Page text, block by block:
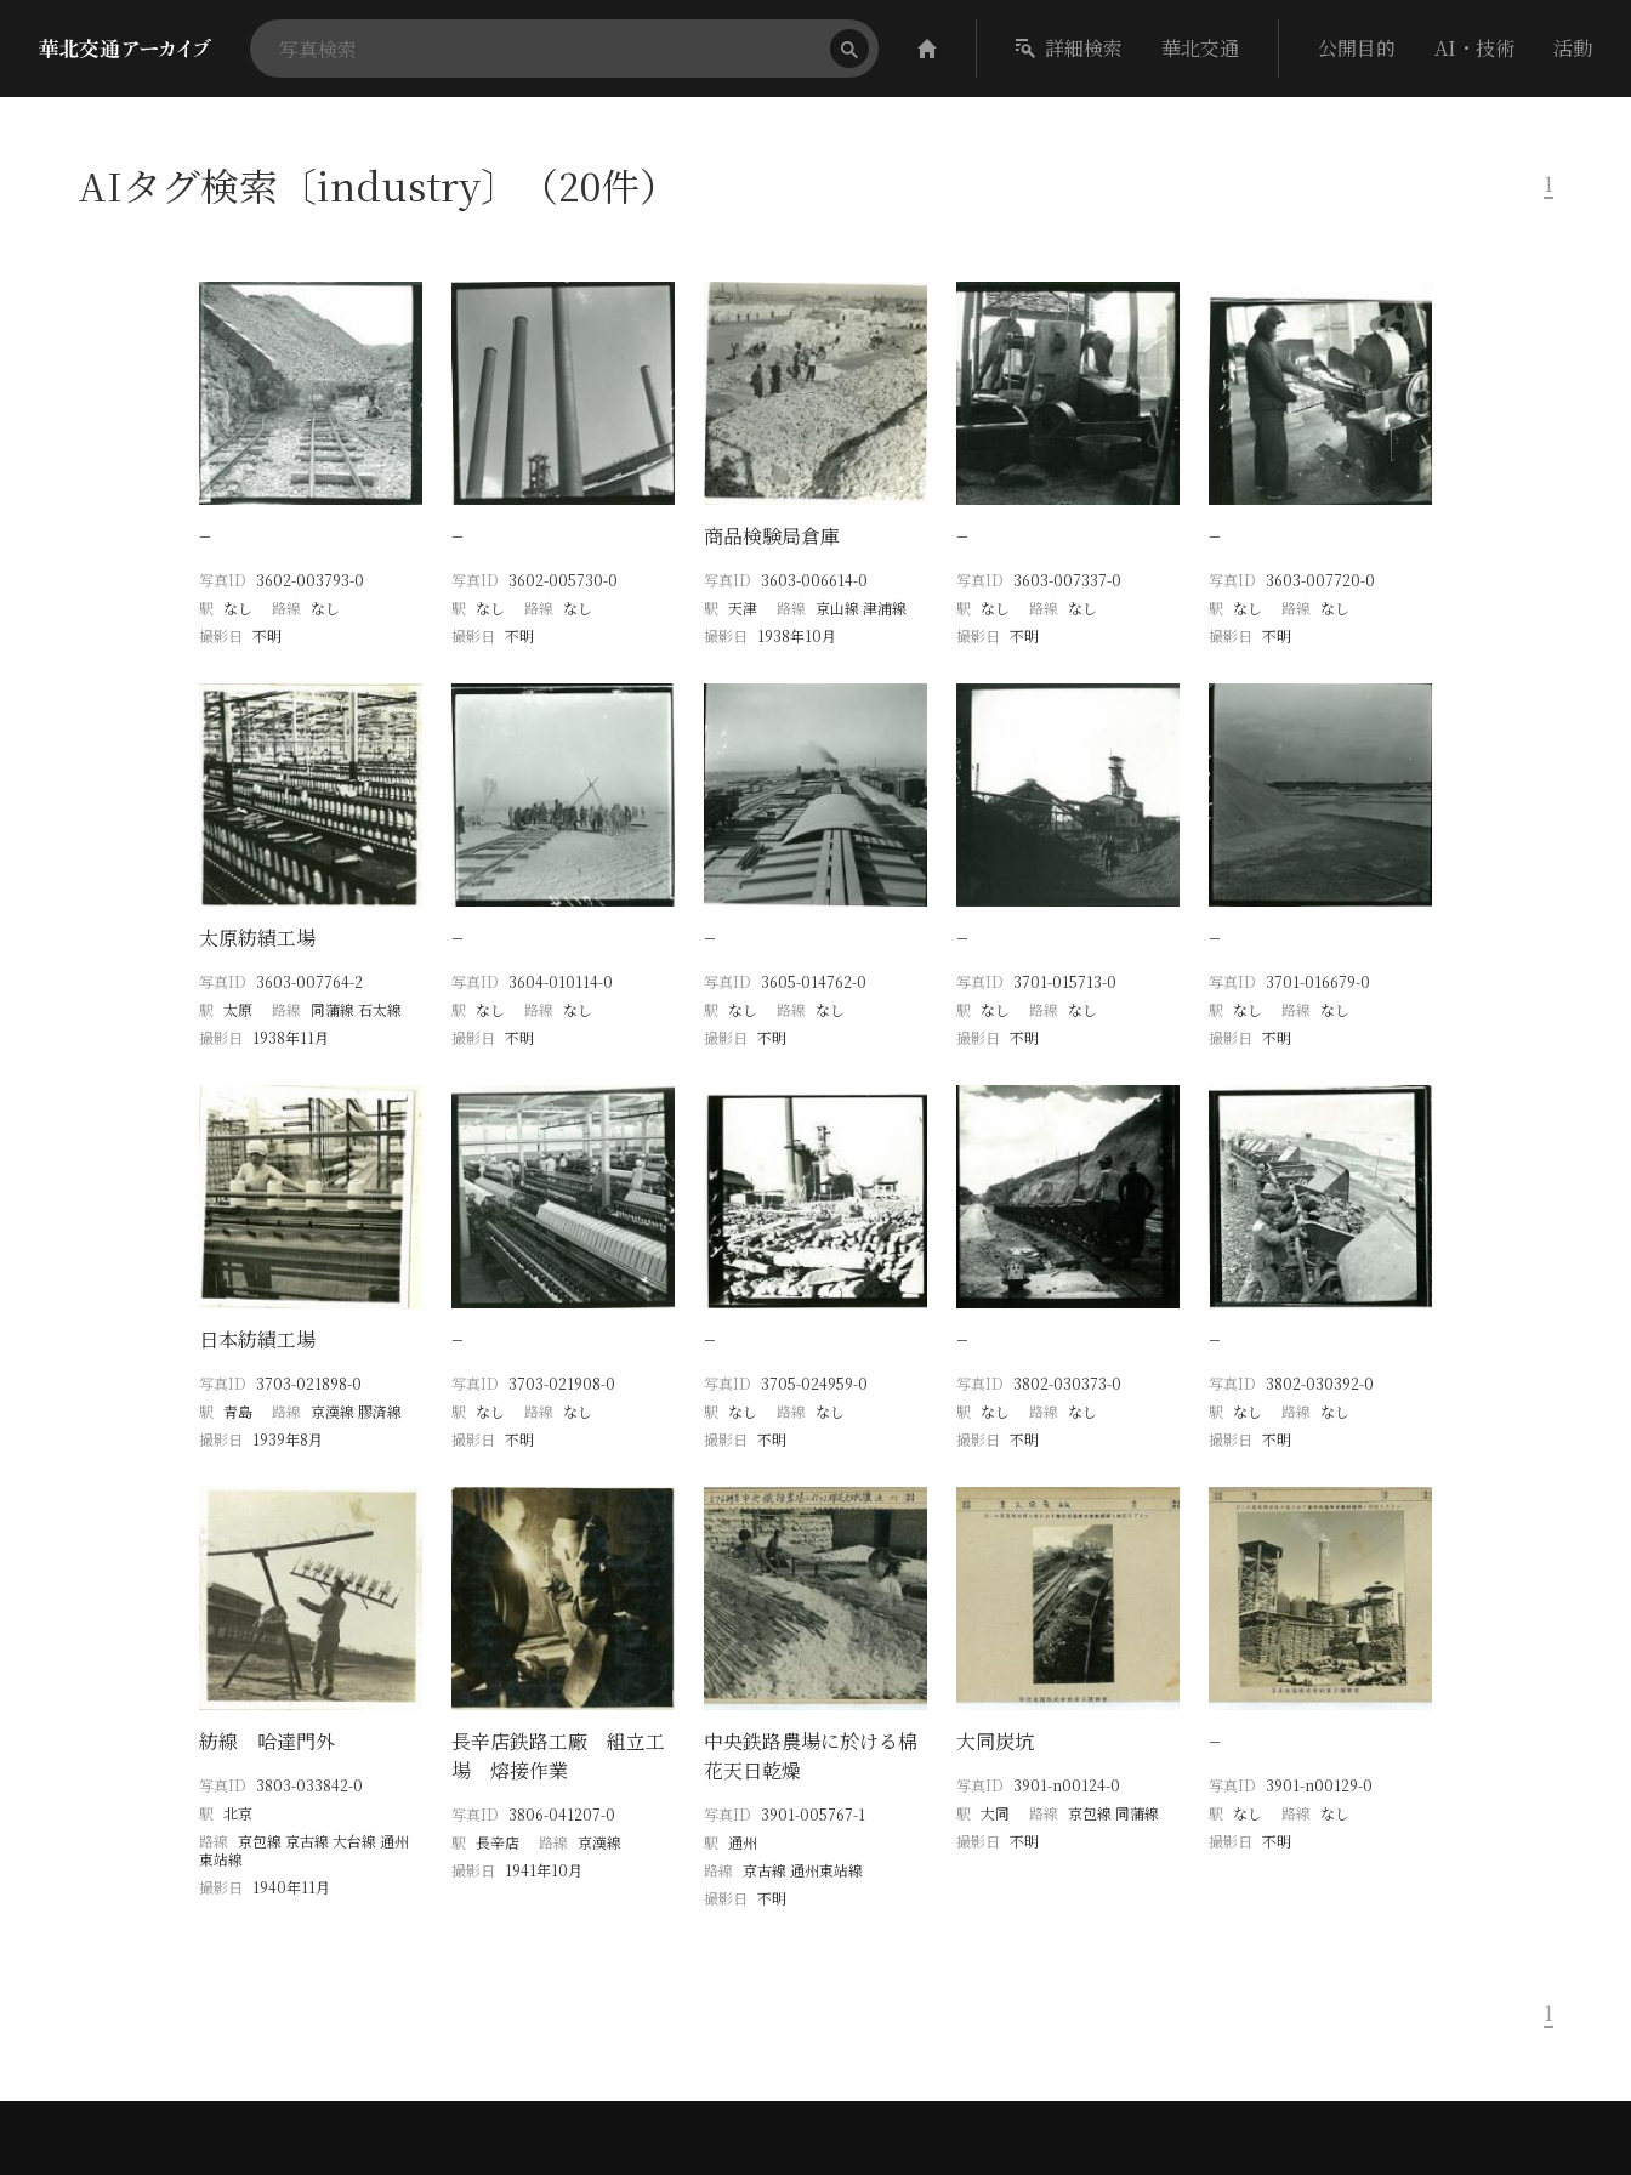
詳細検索 華北交通 公開目的 AI・技術 活動
AIタグ検索〔industry〕（20件） 1
−
写真ID 3602-003793-0
駅 なし 路線 なし
撮影日 不明
−
写真ID 3602-005730-0
駅 なし 路線 なし
撮影日 不明
商品検験局倉庫
写真ID 3603-006614-0
駅 天津 路線 京山線 津浦線
撮影日
1938年10月
−
写真ID 3603-007337-0
駅 なし 路線 なし
撮影日 不明
−
写真ID 3603-007720-0
駅 なし 路線 なし
撮影日 不明
太原紡績工場
写真ID 3603-007764-2
駅 太原 路線 同蒲線 石太線
撮影日
1938年11月
−
写真ID 3604-010114-0
駅 なし 路線 なし
撮影日 不明
−
写真ID 3605-014762-0
駅 なし 路線 なし
撮影日 不明
−
写真ID 3701-015713-0
駅 なし 路線 なし
撮影日 不明
−
写真ID 3701-016679-0
駅 なし 路線 なし
撮影日 不明
日本紡績工場
写真ID 3703-021898-0
駅 青島 路線 京漢線 膠済線
撮影日
1939年8月
−
写真ID 3703-021908-0
駅 なし 路線 なし
撮影日 不明
−
写真ID 3705-024959-0
駅 なし 路線 なし
撮影日 不明
−
写真ID 3802-030373-0
駅 なし 路線 なし
撮影日 不明
−
写真ID 3802-030392-0
駅 なし 路線 なし
撮影日 不明
紡線 哈達門外
写真ID 3803-033842-0
駅 北京
路線 京包線 京古線 大台線 通州
東站線
撮影日
1940年11月
長辛店鉄路工廠 組立工
場 熔接作業
写真ID 3806-041207-0
駅 長辛店 路線 京漢線
撮影日
1941年10月
中央鉄路農場に於ける棉
花天日乾燥
写真ID 3901-005767-1
駅 通州
路線 京古線 通州東站線
撮影日 不明
大同炭坑
写真ID 3901-n00124-0
駅 大同 路線 京包線 同蒲線
撮影日 不明
−
写真ID 3901-n00129-0
駅 なし 路線 なし
撮影日 不明
1